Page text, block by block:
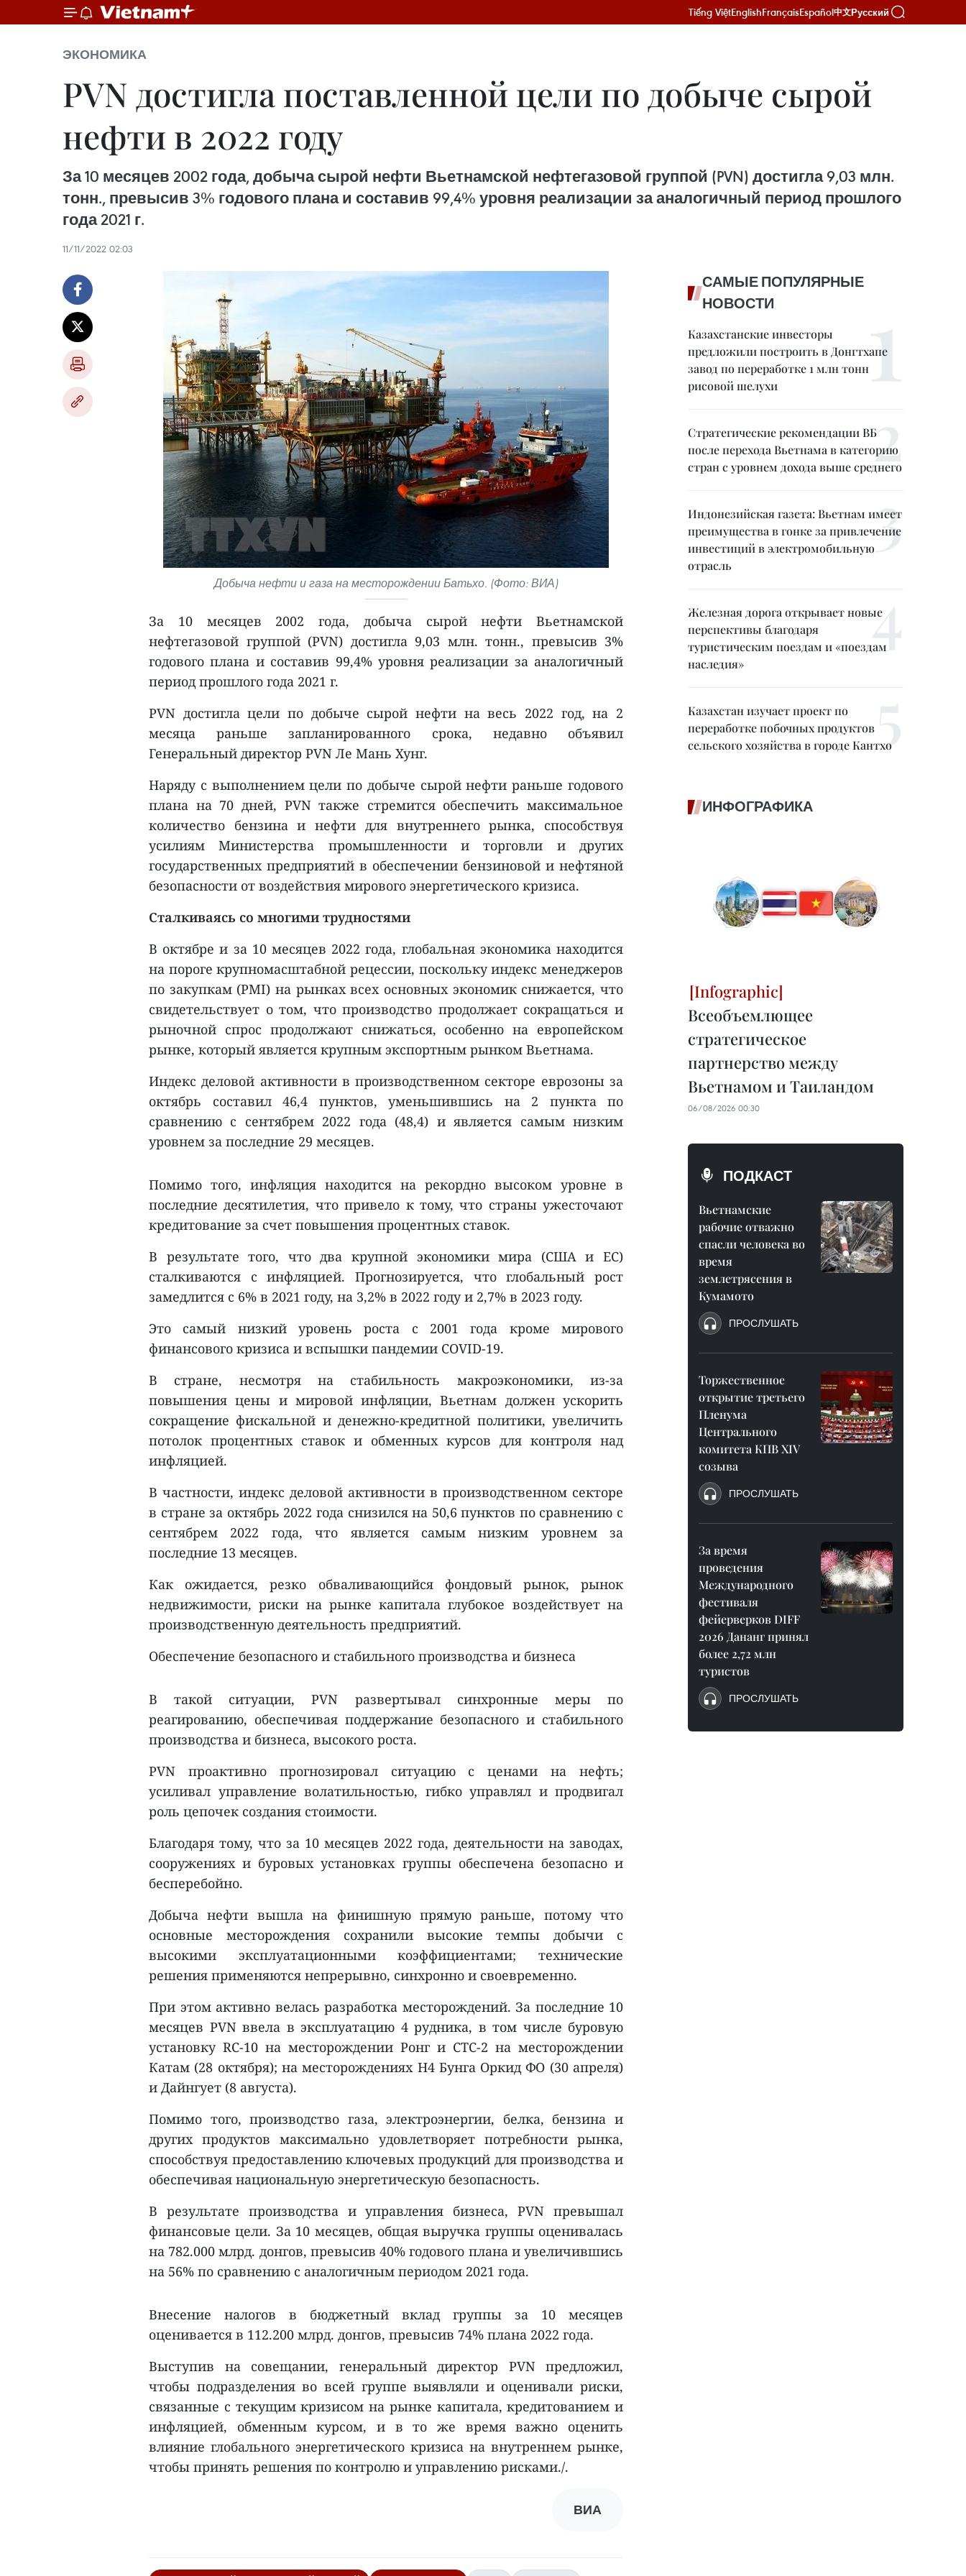
Tiếng ViệtEnglishFrançaisEspañol中文Русский
ЭКОНОМИКА
PVN достигла поставленной цели по добыче сырой
нефти в 2022 году
За 10 месяцев 2002 года, добыча сырой нефти Вьетнамской нефтегазовой группой (PVN) достигла 9,03 млн.
тонн., превысив 3% годового плана и составив 99,4% уровня реализации за аналогичный период прошлого
года 2021 г.
11/11/2022 02:03
Добыча нефти и газа на месторождении Батьхо. (Фото: ВИА)
За 10 месяцев 2002 года, добыча сырой нефти Вьетнамской
нефтегазовой группой (PVN) достигла 9,03 млн. тонн., превысив 3%
годового плана и составив 99,4% уровня реализации за аналогичный
период прошлого года 2021 г.
PVN достигла цели по добыче сырой нефти на весь 2022 год, на 2
месяца раньше запланированного срока, недавно объявил
Генеральный директор PVN Ле Мань Хунг.
Наряду с выполнением цели по добыче сырой нефти раньше годового
плана на 70 дней, PVN также стремится обеспечить максимальное
количество бензина и нефти для внутреннего рынка, способствуя
усилиям Министерства промышленности и торговли и других
государственных предприятий в обеспечении бензиновой и нефтяной
безопасности от воздействия мирового энергетического кризиса.
Сталкиваясь со многими трудностями
В октябре и за 10 месяцев 2022 года, глобальная экономика находится
на пороге крупномасштабной рецессии, поскольку индекс менеджеров
по закупкам (PMI) на рынках всех основных экономик снижается, что
свидетельствует о том, что производство продолжает сокращаться и
рыночной спрос продолжают снижаться, особенно на европейском
рынке, который является крупным экспортным рынком Вьетнама.
Индекс деловой активности в производственном секторе еврозоны за
октябрь составил 46,4 пунктов, уменьшившись на 2 пункта по
сравнению с сентябрем 2022 года (48,4) и является самым низким
уровнем за последние 29 месяцев.
Помимо того, инфляция находится на рекордно высоком уровне в
последние десятилетия, что привело к тому, что страны ужесточают
кредитование за счет повышения процентных ставок.
В результате того, что два крупной экономики мира (США и ЕС)
сталкиваются с инфляцией. Прогнозируется, что глобальный рост
замедлится с 6% в 2021 году, на 3,2% в 2022 году и 2,7% в 2023 году.
Это самый низкий уровень роста с 2001 года кроме мирового
финансового кризиса и вспышки пандемии COVID-19.
В стране, несмотря на стабильность макроэкономики, из-за
повышения цены и мировой инфляции, Вьетнам должен ускорить
сокращение фискальной и денежно-кредитной политики, увеличить
потолок процентных ставок и обменных курсов для контроля над
инфляцией.
В частности, индекс деловой активности в производственном секторе
в стране за октябрь 2022 года снизился на 50,6 пунктов по сравнению с
сентябрем 2022 года, что является самым низким уровнем за
последние 13 месяцев.
Как ожидается, резко обваливающийся фондовый рынок, рынок
недвижимости, риски на рынке капитала глубокое воздействует на
производственную деятельность предприятий.
Обеспечение безопасного и стабильного производства и бизнеса
В такой ситуации, PVN развертывал синхронные меры по
реагированию, обеспечивая поддержание безопасного и стабильного
производства и бизнеса, высокого роста.
PVN проактивно прогнозировал ситуацию с ценами на нефть;
усиливал управление волатильностью, гибко управлял и продвигал
роль цепочек создания стоимости.
Благодаря тому, что за 10 месяцев 2022 года, деятельности на заводах,
сооружениях и буровых установках группы обеспечена безопасно и
бесперебойно.
Добыча нефти вышла на финишную прямую раньше, потому что
основные месторождения сохранили высокие темпы добычи с
высокими эксплуатационными коэффициентами; технические
решения применяются непрерывно, синхронно и своевременно.
При этом активно велась разработка месторождений. За последние 10
месяцев PVN ввела в эксплуатацию 4 рудника, в том числе буровую
установку RC-10 на месторождении Ронг и CTC-2 на месторождении
Катам (28 октября); на месторождениях H4 Бунга Оркид ФО (30 апреля)
и Дайнгует (8 августа).
Помимо того, производство газа, электроэнергии, белка, бензина и
других продуктов максимально удовлетворяет потребности рынка,
способствуя предоставлению ключевых продукций для производства и
обеспечивая национальную энергетическую безопасность.
В результате производства и управления бизнеса, PVN превышал
финансовые цели. За 10 месяцев, общая выручка группы оценивалась
на 782.000 млрд. донгов, превысив 40% годового плана и увеличившись
на 56% по сравнению с аналогичным периодом 2021 года.
Внесение налогов в бюджетный вклад группы за 10 месяцев
оценивается в 112.200 млрд. донгов, превысив 74% плана 2022 года.
Выступив на совещании, генеральный директор PVN предложил,
чтобы подразделения во всей группе выявляли и оценивали риски,
связанные с текущим кризисом на рынке капитала, кредитованием и
инфляцией, обменным курсом, и в то же время важно оценить
влияние глобального энергетического кризиса на внутреннем рынке,
чтобы принять решения по контролю и управлению рисками./.
ВИА
САМЫЕ ПОПУЛЯРНЫЕ
НОВОСТИ
Казахстанские инвесторы
предложили построить в Донгтхапе
завод по переработке 1 млн тонн
рисовой шелухи
Стратегические рекомендации ВБ
после перехода Вьетнама в категорию
стран с уровнем дохода выше среднего
Индонезийская газета: Вьетнам имеет
преимущества в гонке за привлечение
инвестиций в электромобильную
отрасль
Железная дорога открывает новые
перспективы благодаря
туристическим поездам и «поездам
наследия»
Казахстан изучает проект по
переработке побочных продуктов
сельского хозяйства в городе Кантхо
ИНФОГРАФИКА
Всеобъемлющее
стратегическое
партнерство между
Вьетнамом и Таиландом
06/08/2026 00:30
ПОДКАСТ
Вьетнамские
рабочие отважно
спасли человека во
время
землетрясения в
Кумамото
ПРОСЛУШАТЬ
Торжественное
открытие третьего
Пленума
Центрального
комитета КПВ XIV
созыва
ПРОСЛУШАТЬ
За время
проведения
Международного
фестиваля
фейерверков DIFF
2026 Дананг принял
более 2,72 млн
туристов
ПРОСЛУШАТЬ